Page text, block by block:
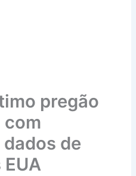
pregão
com
de